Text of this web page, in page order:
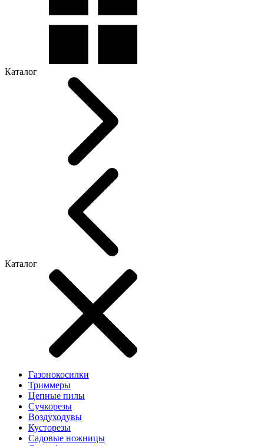
Каталог
Каталог
Газонокосилки
Триммеры
Цепные пилы
Cучкорезы
Воздуходувы
Кусторезы
Садовые ножницы